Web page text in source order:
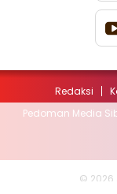
Redaksi
Pedoman Media
© 2026